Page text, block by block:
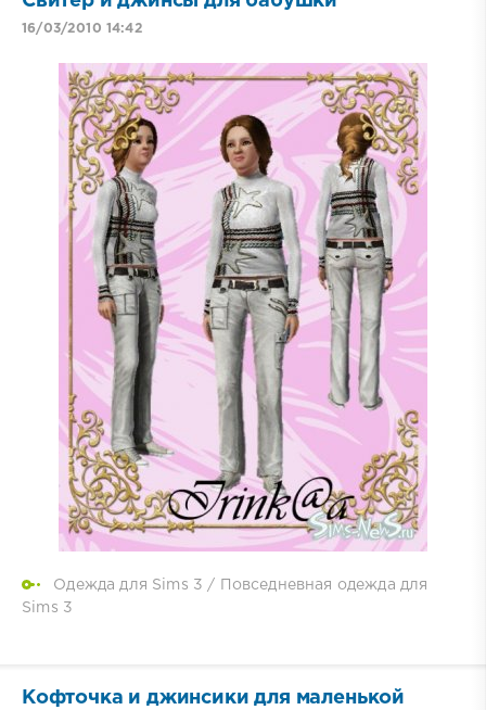
16/03/2010 14:42
Одежда для Sims 3 /
Повседневная одежда для
Sims 3
Кофточка и джинсики для маленькой